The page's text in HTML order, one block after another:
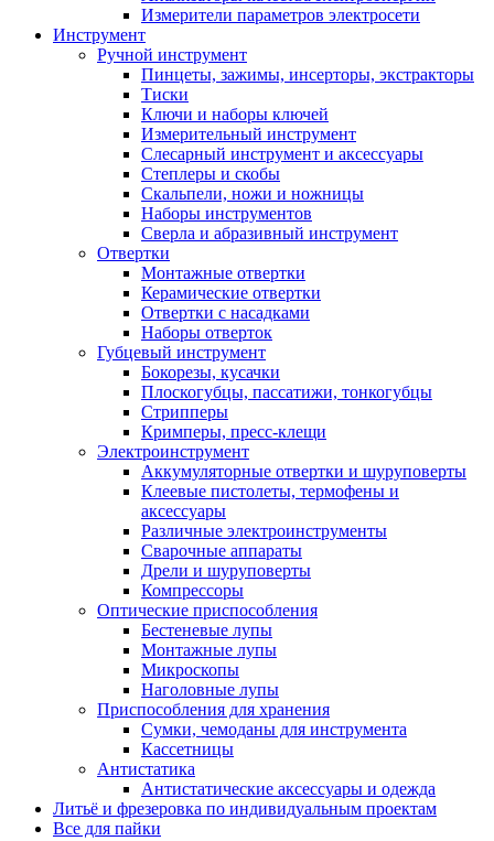
Измерители параметров электросети
Инструмент
Ручной инструмент
Пинцеты, зажимы, инсерторы, экстракторы
Тиски
Ключи и наборы ключей
Измерительный инструмент
Слесарный инструмент и аксессуары
Степлеры и скобы
Скальпели, ножи и ножницы
Наборы инструментов
Сверла и абразивный инструмент
Отвертки
Монтажные отвертки
Керамические отвертки
Отвертки с насадками
Наборы отверток
Губцевый инструмент
Бокорезы, кусачки
Плоскогубцы, пассатижи, тонкогубцы
Стрипперы
Кримперы, пресс-клещи
Электроинструмент
Аккумуляторные отвертки и шуруповерты
Клеевые пистолеты, термофены и
аксессуары
Различные электроинструменты
Сварочные аппараты
Дрели и шуруповерты
Компрессоры
Оптические приспособления
Бестеневые лупы
Монтажные лупы
Микроскопы
Наголовные лупы
Приспособления для хранения
Сумки, чемоданы для инструмента
Кассетницы
Антистатика
Антистатические аксессуары и одежда
Литьё и фрезеровка по индивидуальным проектам
Все для пайки